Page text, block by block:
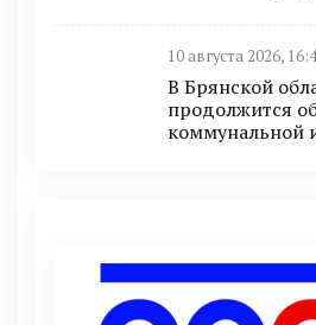
10 августа 2026,
В Брянской
продолжится
коммунальной